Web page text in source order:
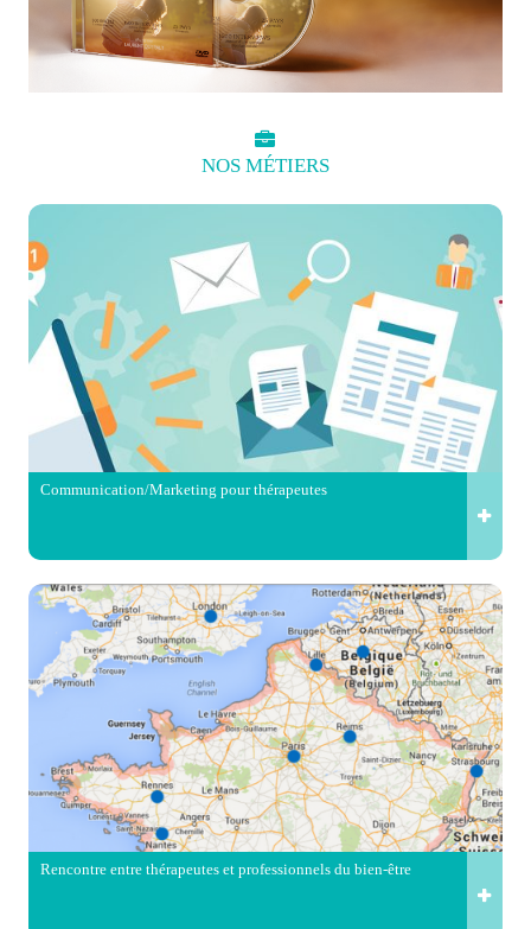
NOS MÉTIERS
Communication/Marketing pour thérapeutes
Rencontre entre thérapeutes et professionnels du bien-être